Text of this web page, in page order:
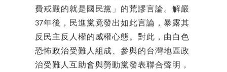
費戒嚴的就是國民黨」的荒謬言論。解嚴
37年後，民進黨竟發出如此言論，暴露其
反民主反人權的威權心態。對此，由白色
恐怖政治受難人組成、參與的台灣地區政
治受難人互助會與勞動黨發表聯合聲明，